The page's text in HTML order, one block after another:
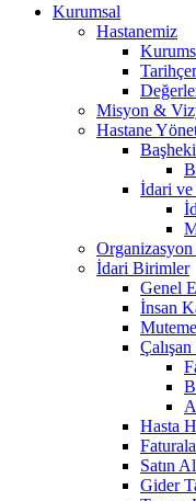
Kurumsal
Hastanemiz
Misyon &
Hastane
İdari
Organizasyon
İdari Birimler
Genel
İnsan
Hasta
Satın
Gider